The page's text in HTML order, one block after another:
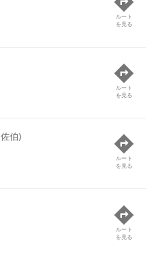
ルート
を見る
ルート
を見る
伯)
ルート
を見る
ルート
を見る